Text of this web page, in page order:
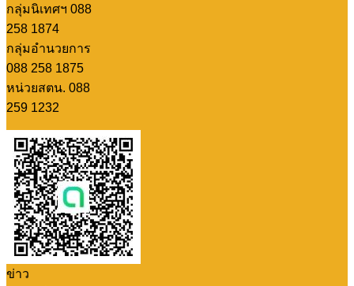
กลุ่มนิเทศฯ 088
258 1874
กลุ่มอำนวยการ
088 258 1875
หน่วยสตน. 088
259 1232
ข่าว